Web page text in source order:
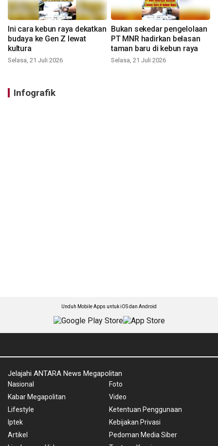
Ini cara kebun raya dekatkan
budaya ke Gen Z lewat
kultura
Selasa, 21 Juli 2026
Bukan sekedar pengelolaan
PT MNR hadirkan belasan
taman baru di kebun raya
Selasa, 21 Juli 2026
Infografik
Unduh Mobile Apps untuk iOS dan Android
Jelajahi ANTARA News Megapolitan
Nasional
Kabar Megapolitan
Lifestyle
Iptek
Artikel
Foto
Video
Ketentuan Penggunaan
Kebijakan Privasi
Pedoman Media Siber